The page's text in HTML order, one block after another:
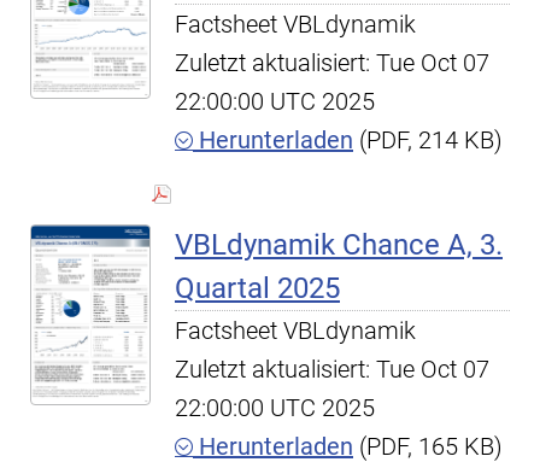
Factsheet VBLdynamik
Zuletzt aktualisiert: Tue Oct 07
22:00:00 UTC 2025
Herunterladen (PDF, 214 KB)
VBLdynamik Chance A, 3.
Quartal 2025
Factsheet VBLdynamik
Zuletzt aktualisiert: Tue Oct 07
22:00:00 UTC 2025
Herunterladen (PDF, 165 KB)